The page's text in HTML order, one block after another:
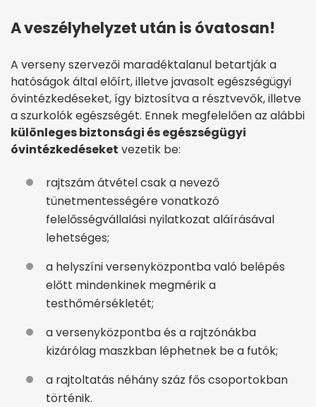
A veszélyhelyzet után is óvatosan!
A verseny szervezői maradéktalanul betartják a
hatóságok által előírt, illetve javasolt egészségügyi
óvintézkedéseket, így biztosítva a résztvevők, illetve
a szurkolók egészségét. Ennek megfelelően az alábbi
különleges biztonsági és egészségügyi
óvintézkedéseket vezetik be:
rajtszám átvétel csak a nevező
tünetmentességére vonatkozó
felelősségvállalási nyilatkozat aláírásával
lehetséges;
a helyszíni versenyközpontba való belépés
előtt mindenkinek megmérik a
testhőmérsékletét;
a versenyközpontba és a rajtzónákba
kizárólag maszkban léphetnek be a futók;
a rajtoltatás néhány száz fős csoportokban
történik.